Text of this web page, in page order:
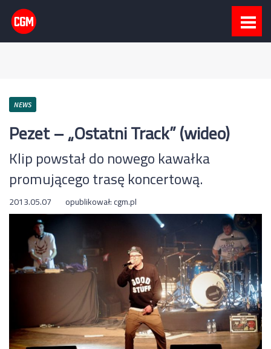
NEWS
Pezet – „Ostatni Track” (wideo)
Klip powstał do nowego kawałka
promującego trasę koncertową.
2013.05.07 opublikował:cgm.pl